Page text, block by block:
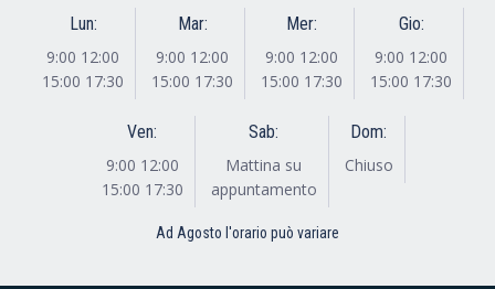
Lun:
9:00 12:00
15:00 17:30
Mar:
9:00 12:00
15:00 17:30
Mer:
9:00 12:00
15:00 17:30
Gio:
9:00 12:00
15:00 17:30
Ven:
9:00 12:00
15:00 17:30
Sab:
Mattina su
appuntamento
Dom:
Chiuso
Ad Agosto l'orario può variare